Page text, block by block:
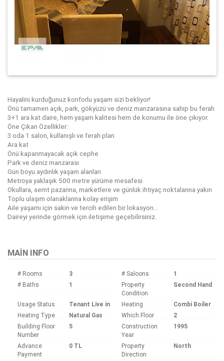
Hayalini kurduğunuz konforlu yaşam sizi bekliyor!
Önü tamamen açık, park, gökyüzü ve deniz manzarasına sahip bu ferah
3+1 ara kat daire, hem yaşam kalitesi hem de konumu ile öne çıkıyor.
Öne Çıkan Özellikler:
3 oda 1 salon, kullanışlı ve ferah plan
Ara kat
Önü kapanmayacak açık cephe
Park ve deniz manzarası
Gün boyu aydınlık yaşam alanları
Metroya yaklaşık 500 metre yürüme mesafesi
Okullara, semt pazarına, marketlere ve günlük ihtiyaç noktalarına yakın
Toplu ulaşım olanaklarına kolay erişim
Aile yaşamı için sakin ve tercih edilen bir lokasyon...
Daireyi yerinde görmek için iletişime geçebilirsiniz.
MAIN INFO
# Rooms 3 # Saloons
1
# Baths
1
Property
Condition
Second Hand
Usage Status Tenant Live in Heating
Combi Boiler
Heating Type
Natural Gas Which Floor
2
Building Floor
Number
5
Construction
Year
1995
Advance
Payment
0 TL
Property
Direction
North